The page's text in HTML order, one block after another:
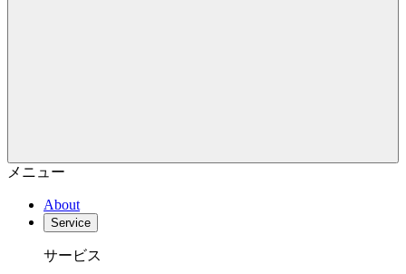
メニュー
About
Service
サービス